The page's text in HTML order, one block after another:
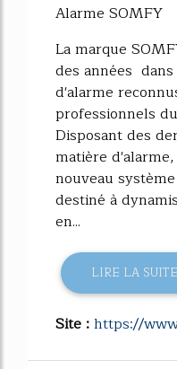
Alarme SOMFY
La marque
des années
d'alarme
professionnels
Disposant des
matière
nouveau
destiné à
en...
LIRE LA SUITE
Site :https://